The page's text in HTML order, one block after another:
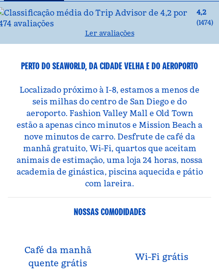
4,2
(1474)
Ler avaliações
PERTO DO SEAWORLD, DA CIDADE VELHA E DO AEROPORTO
Localizado próximo à I-8, estamos a menos de
seis milhas do centro de San Diego e do
aeroporto. Fashion Valley Mall e Old Town
estão a apenas cinco minutos e Mission Beach a
nove minutos de carro. Desfrute de café da
manhã gratuito, Wi-Fi, quartos que aceitam
animais de estimação, uma loja 24 horas, nossa
academia de ginástica, piscina aquecida e pátio
com lareira.
NOSSAS COMODIDADES
Café da manhã
quente grátis
Wi-Fi grátis